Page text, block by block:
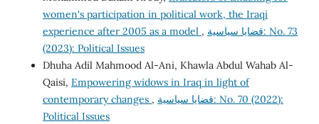
women's participation in political work, the Iraqi
experience after 2005 as a model , قضايا سياسية: No. 73
(2023): Political Issues
Dhuha Adil Mahmood Al-Ani, Khawla Abdul Wahab Al-
Qaisi, Empowering widows in Iraq in light of
contemporary changes , قضايا سياسية: No. 70 (2022):
Political Issues